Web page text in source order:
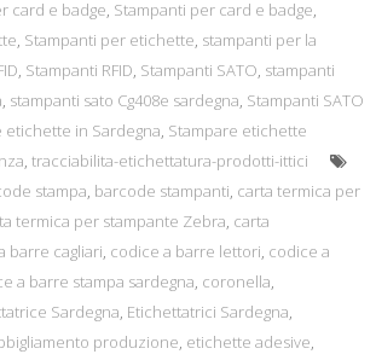
card e badge, Stampanti per card e badge,
, Stampanti per etichette, stampanti per la
, Stampanti RFID, Stampanti SATO, stampanti
, stampanti sato Cg408e sardegna, Stampanti SATO
etichette in Sardegna, Stampare etichette
, tracciabilita-etichettatura-prodotti-ittici
stampa, barcode stampanti, carta termica per
termica per stampante Zebra, carta
barre cagliari, codice a barre lettori, codice a
a barre stampa sardegna, coronella,
Sardegna, Etichettatrici Sardegna,
produzione, etichette adesive,